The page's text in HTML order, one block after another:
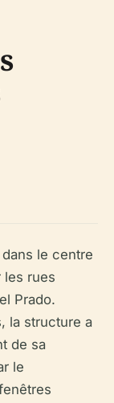
le centre
les rues
Prado.
la structure a
de sa
le